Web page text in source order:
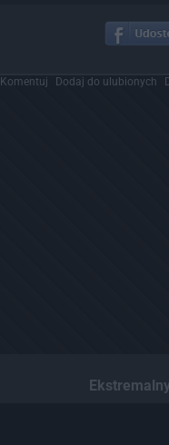
Komentuj Dodaj do ulubionych